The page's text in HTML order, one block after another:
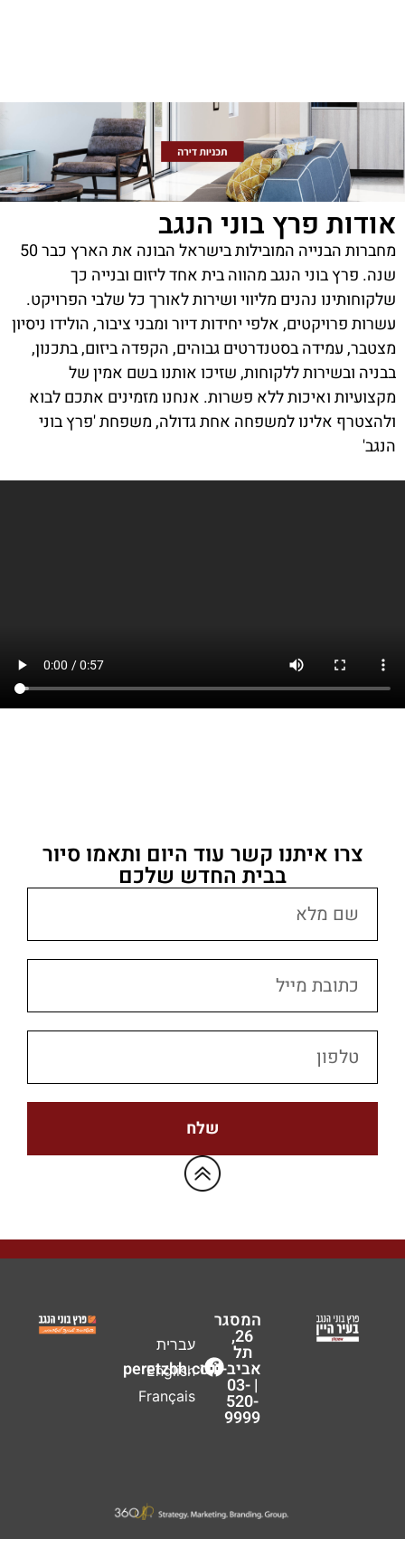
פרץ בוני הנגב
מחברות הבנייה המובילות בישראל הבונה את הארץ כבר 50
פרץ בוני הנגב מהווה בית אחד ליזום ובנייה כך
נהנים מליווי ושירות לאורך כל שלבי הפרויקט.
פרויקטים, אלפי יחידות דיור ומבני ציבור, הולידו ניסיון
עמידה בסטנדרטים גבוהים, הקפדה ביזום, בתכנון,
ובשירות ללקוחות, שזיכו אותנו בשם אמין של
ואיכות ללא פשרות. אנחנו מזמינים אתכם לבוא
אלינו למשפחה אחת גדולה, משפחת 'פרץ בוני
צרו איתנו קשר עוד היום ותאמו סיור
בבית החדש שלכם
שלח
המסגר
26,
תל
אביב-יפו
| 03-
520-
9999
peretzbh.co.il
עברית
English
Français